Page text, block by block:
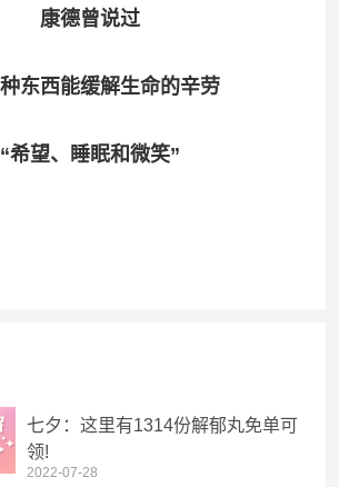
康德曾说过
东西能缓解生命的辛劳
“希望、睡眠和微笑”
七夕：这里有1314份解郁丸免单可
领!
2022-07-28